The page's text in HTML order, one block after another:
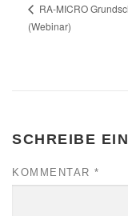
RA-MICRO
(Webinar)
SCHREIBE
KOMMENTAR *